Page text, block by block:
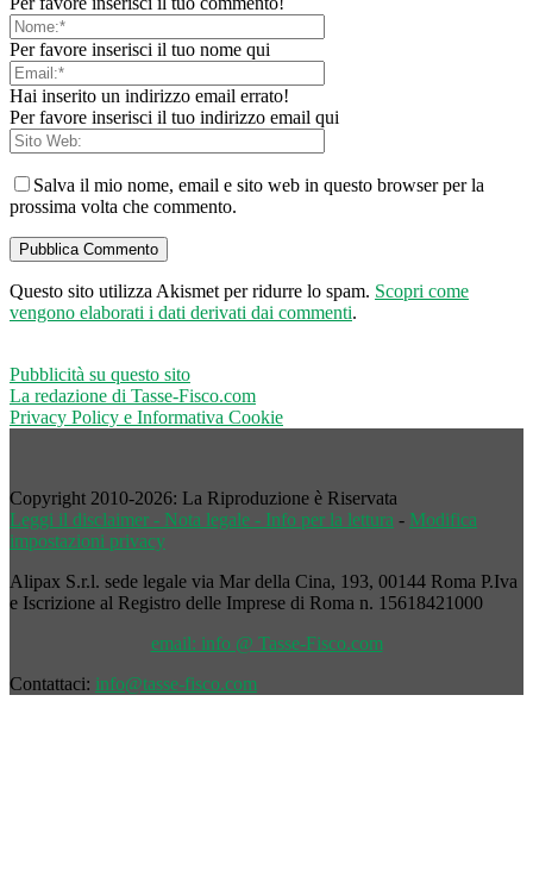
Per favore inserisci il tuo nome qui
Hai inserito un indirizzo email errato!
Per favore inserisci il tuo indirizzo email qui
Salva il mio nome, email e sito web in questo browser per la
prossima volta che commento.
Questo sito utilizza Akismet per ridurre lo spam. Scopri come
vengono elaborati i dati derivati dai commenti.
Pubblicità su questo sito
La redazione di Tasse-Fisco.com
Privacy Policy e Informativa Cookie
Copyright 2010-2026: La Riproduzione è Riservata
Leggi il disclaimer - Nota legale - Info per la lettura - Modifica
impostazioni privacy
Alipax S.r.l. sede legale via Mar della Cina, 193, 00144 Roma P.Iva
e Iscrizione al Registro delle Imprese di Roma n. 15618421000
email: info @ Tasse-Fisco.com
Contattaci: info@tasse-fisco.com